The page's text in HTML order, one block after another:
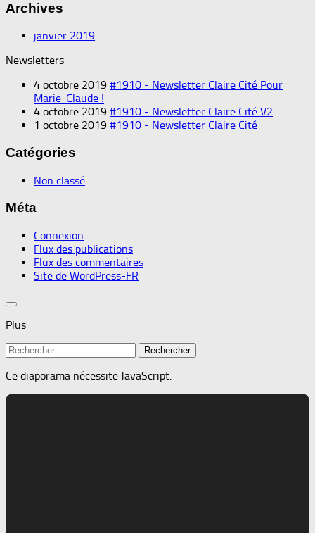
Archives
janvier 2019
Newsletters
4 octobre 2019 #1910 - Newsletter Claire Cité Pour
Marie-Claude !
4 octobre 2019 #1910 - Newsletter Claire Cité V2
1 octobre 2019 #1910 - Newsletter Claire Cité
Catégories
Non classé
Méta
Connexion
Flux des publications
Flux des commentaires
Site de WordPress-FR
Plus
Rechercher :
Ce diaporama nécessite JavaScript.